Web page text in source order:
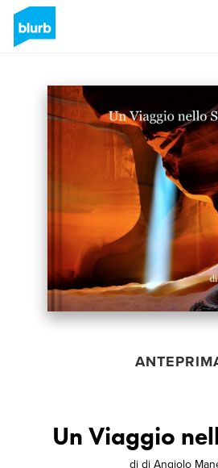
Un Viaggio
di di Angiolo